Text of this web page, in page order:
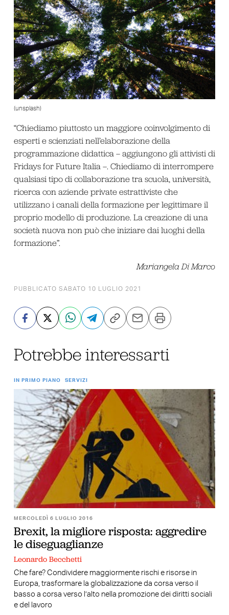
(unsplash)
“Chiediamo piuttosto un maggiore coinvolgimento di
esperti e scienziati nell’elaborazione della
programmazione didattica – aggiungono gli attivisti di
Fridays for Future Italia –. Chiediamo di interrompere
qualsiasi tipo di collaborazione tra scuola, università,
ricerca con aziende private estrattiviste che
utilizzano i canali della formazione per legittimare il
proprio modello di produzione. La creazione di una
società nuova non può che iniziare dai luoghi della
formazione”.
Mariangela Di Marco
PUBBLICATO SABATO 10 LUGLIO 2021
Potrebbe interessarti
IN PRIMO PIANO SERVIZI
MERCOLEDÌ 6 LUGLIO 2016
Brexit, la migliore risposta: aggredire
le diseguaglianze
Leonardo Becchetti
Che fare? Condividere maggiormente rischi e risorse in
Europa, trasformare la globalizzazione da corsa verso il
basso a corsa verso l’alto nella promozione dei diritti sociali
e del lavoro